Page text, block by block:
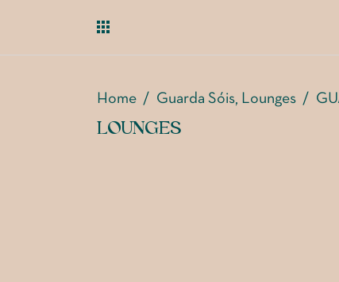
Home / Guarda Sóis, Lounges /
LOUNGES